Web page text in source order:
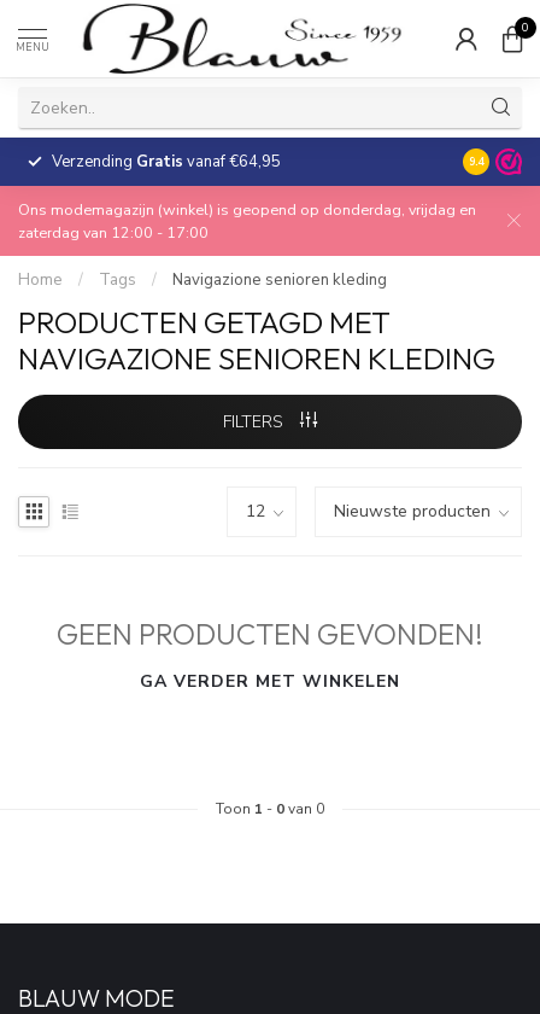
MENU
0
Verzending Gratis vanaf €64,95 30 dagen
9.4
Ons modemagazijn (winkel) is geopend op donderdag, vrijdag en
zaterdag van 12:00 - 17:00
Home / Tags / Navigazione senioren kleding
PRODUCTEN GETAGD MET
NAVIGAZIONE SENIOREN KLEDING
FILTERS
GEEN PRODUCTEN GEVONDEN!
GA VERDER MET WINKELEN
Toon 1 - 0van 0
BLAUW MODE